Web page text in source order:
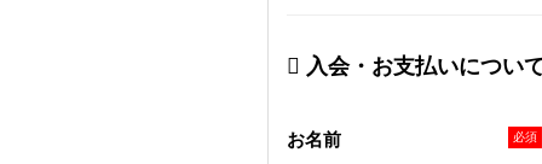
入会・お支払いについ
お名前